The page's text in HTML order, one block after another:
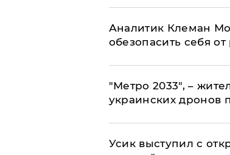
Аналитик Клеман
обезопасить себя
"Метро 2033", –
украинских дронов
Усик выступил с